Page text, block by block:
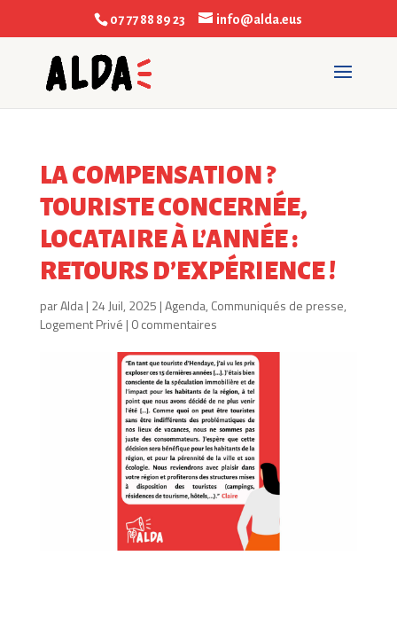
07 77 88 89 23 info@alda.eus
LA COMPENSATION ?
TOURISTE CONCERNÉE,
LOCATAIRE À L’ANNÉE :
RETOURS D’EXPÉRIENCE !
parAlda| 24 Juil, 2025 |Agenda, Communiqués de presse,
Logement Privé | 0 commentaires